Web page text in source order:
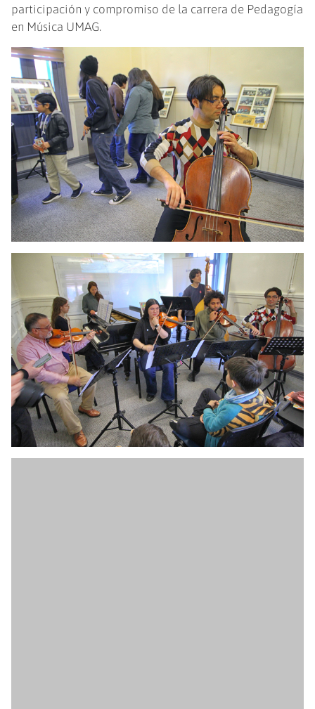
participación y compromiso de la carrera de Pedagogía
en Música UMAG.